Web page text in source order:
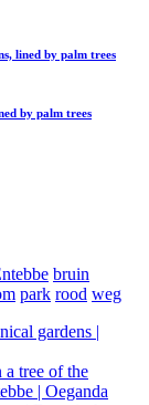
lined by palm trees
by palm trees
bruin
park rood weg